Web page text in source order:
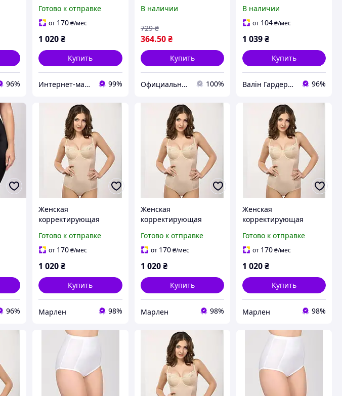
96%
Готово к отправке
от 170₴/мес
1 020₴
Купить
Интернет-магазин Грация 99%
В наличии
364.50 ₴
729 ₴
Купить
Официальный интернет магазин Сосницкой фабрики нижнего белья "ELITA" 100%
В наличии
от 104₴/мес
1 039₴
Купить
Валін Гардероб 96%
96%
Женская
корректирующая
Элита. 85E
Готово к отправке
от 170₴/мес
1 020₴
Купить
Марлен 98%
Женская
корректирующая
Элита. 85F
Готово к отправке
от 170 ₴/мес
1 020 ₴
Купить
Марлен 98%
Женская
корректирующая
Элита. 90D
Готово к отправке
от 170₴/мес
1 020₴
Купить
Марлен 98%